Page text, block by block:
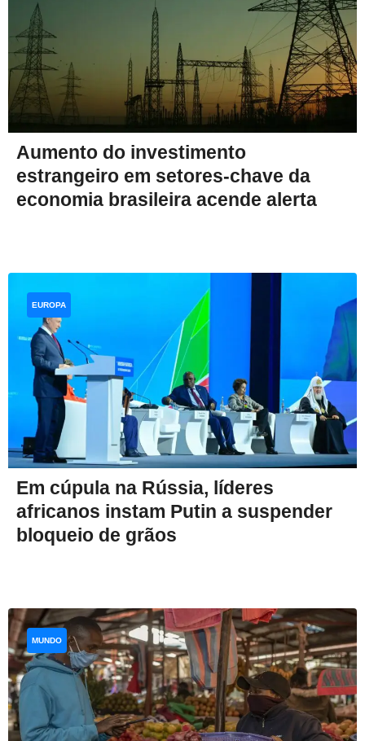
Aumento do investimento
estrangeiro em setores-chave da
economia brasileira acende alerta
Em cúpula na Rússia, líderes
africanos instam Putin a suspender
bloqueio de grãos
EUROPA
MUNDO